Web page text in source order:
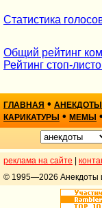
Статистика
Общий рейтинг
Рейтинг стоп-
ГЛАВНАЯ • АНЕКДОТЫ
КАРИКАТУРЫ • МЕМЫ •
реклама на сайте
© 1995—2026 Анекдоты